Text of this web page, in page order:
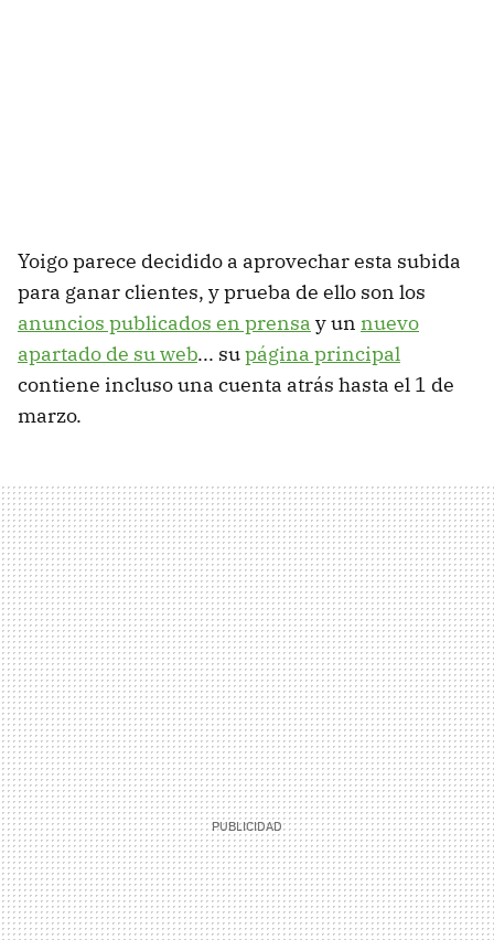
Yoigo parece decidido a aprovechar esta subida
para ganar clientes, y prueba de ello son los
anuncios publicados en prensa y un nuevo
apartado de su web... supágina principal
contiene incluso una cuenta atrás hasta el 1 de
marzo.